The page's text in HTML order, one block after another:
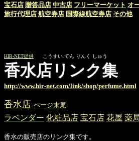
宝石店 贈答品店 中古店 フリーマーケット オ
旅行代理店 航空券店 国際線航空券店 その他
HIR-NET提供 こうすい てん りんく しゅう
香水店リンク集
http://www.hir-net.com/link/shop/perfume.html
香水店 ページ末尾
ラベンダー 化粧品店 宝石店 花屋 薬
香水の販売店のリンク集です。